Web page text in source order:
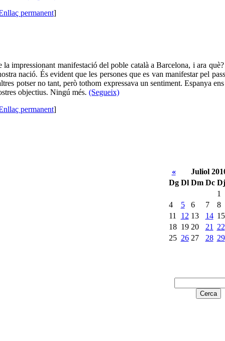
permanent]
la impressionant manifestació del poble català a Barcelona, i ara
nació. És evident que les persones que es van manifestar pel
potser no tant, però tothom expressava un sentiment. Espanya
objectius. Ningú més. (Segueix)
permanent]
« Juliol
Dg Dl Dm Dc Dj
1
4
5 6 7 8
11
12 13 14 15
18 19 20 21 22
25 26 27 28 29